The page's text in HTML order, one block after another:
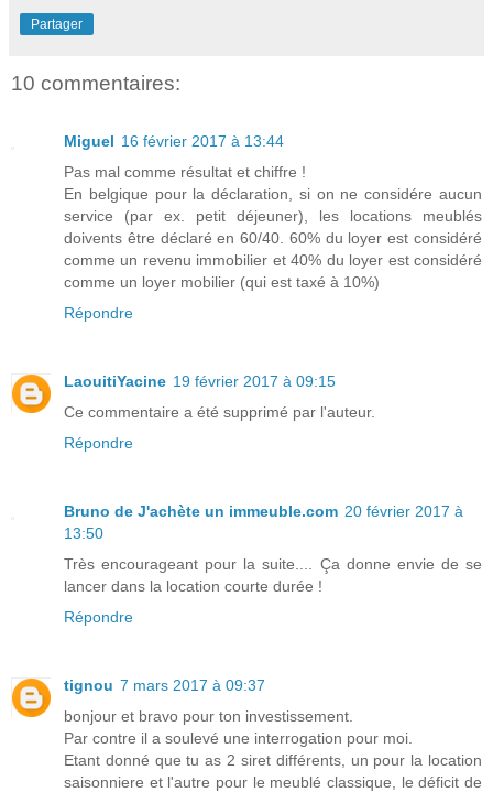
Partager
10 commentaires:
Miguel 16 février 2017 à 13:44
Pas mal comme résultat et chiffre !
En belgique pour la déclaration, si on ne considére aucun
service (par ex. petit déjeuner), les locations meublés
doivents être déclaré en 60/40. 60% du loyer est considéré
comme un revenu immobilier et 40% du loyer est considéré
comme un loyer mobilier (qui est taxé à 10%)
Répondre
LaouitiYacine 19 février 2017 à 09:15
Ce commentaire a été supprimé par l'auteur.
Répondre
Bruno de J'achète un immeuble.com 20 février 2017 à
13:50
Très encourageant pour la suite.... Ça donne envie de se
lancer dans la location courte durée !
Répondre
tignou 7 mars 2017 à 09:37
bonjour et bravo pour ton investissement.
Par contre il a soulevé une interrogation pour moi.
Etant donné que tu as 2 siret différents, un pour la location
saisonniere et l'autre pour le meublé classique, le déficit de